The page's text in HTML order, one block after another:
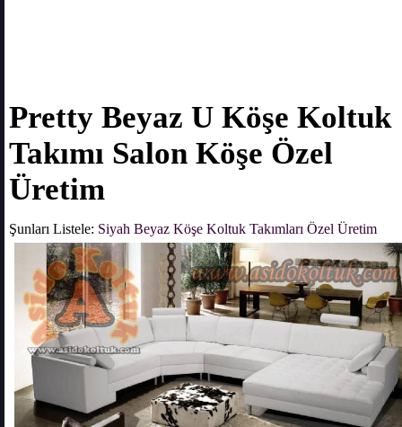
Pretty Beyaz U Köşe Koltuk
Takımı Salon Köşe Özel
Üretim
Şunları Listele: Siyah Beyaz Köşe Koltuk Takımları Özel Üretim